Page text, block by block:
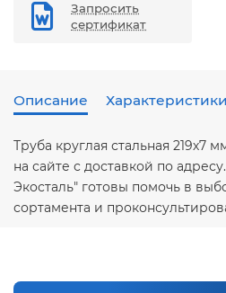
Запросить
сертификат
Описание Характеристики
Труба круглая стальная 219х7
на сайте с доставкой по
Экосталь" готовы помочь в
сортамента и